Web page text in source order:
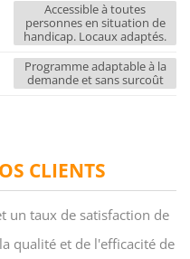
CLIENTS
un taux de satisfaction de
qualité et de l'efficacité de
Accessible à toutes
personnes en situation de
handicap. Locaux adaptés.
Programme adaptable à la
demande et sans surcoût